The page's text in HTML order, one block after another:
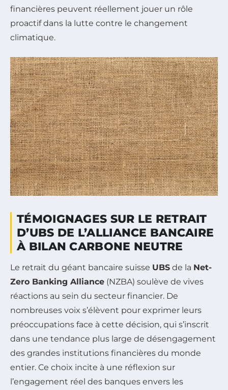
financières peuvent réellement jouer un rôle
proactif dans la lutte contre le changement
climatique.
TÉMOIGNAGES SUR LE RETRAIT
D’UBS DE L’ALLIANCE BANCAIRE
À BILAN CARBONE NEUTRE
Le retrait du géant bancaire suisse UBS de la Net-
Zero Banking Alliance (NZBA) soulève de vives
réactions au sein du secteur financier. De
nombreuses voix s’élèvent pour exprimer leurs
préoccupations face à cette décision, qui s’inscrit
dans une tendance plus large de désengagement
des grandes institutions financières du monde
entier. Ce choix incite à une réflexion sur
l’engagement réel des banques envers les